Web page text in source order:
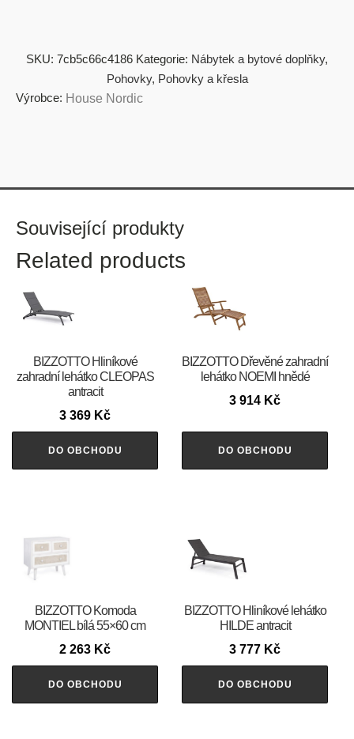
SKU: 7cb5c66c4186 Kategorie: Nábytek a bytové doplňky,
Pohovky, Pohovky a křesla
Výrobce: House Nordic
Související produkty
Related products
BIZZOTTO Hliníkové
zahradní lehátko CLEOPAS
antracit
3 369 Kč
DO OBCHODU
BIZZOTTO Dřevěné zahradní
lehátko NOEMI hnědé
3 914 Kč
DO OBCHODU
BIZZOTTO Komoda
MONTIEL bílá 55×60 cm
2 263 Kč
DO OBCHODU
BIZZOTTO Hliníkové lehátko
HILDE antracit
3 777 Kč
DO OBCHODU